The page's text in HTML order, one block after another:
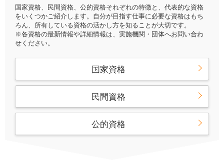
国家資格、民間資格、公的資格それぞれの特徴と、代表的な資格
をいくつかご紹介します。自分が目指す仕事に必要な資格はもち
ろん、所有している資格の活かし方を知ることが大切です。
※各資格の最新情報や詳細情報は、実施機関・団体へお問い合わ
せください。
国家資格
民間資格
公的資格